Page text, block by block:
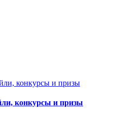
конкурсы и призы